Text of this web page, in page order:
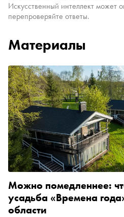
Искусственный интеллект может
перепроверяйте ответы.
Материалы
Можно помедленнее:
усадьба «Времена
области